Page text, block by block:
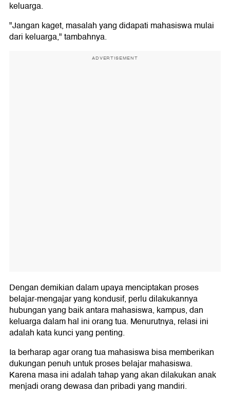
keluarga.
"Jangan kaget, masalah yang didapati mahasiswa mulai
dari keluarga," tambahnya.
ADVERTISEMENT
Dengan demikian dalam upaya menciptakan proses
belajar-mengajar yang kondusif, perlu dilakukannya
hubungan yang baik antara mahasiswa, kampus, dan
keluarga dalam hal ini orang tua. Menurutnya, relasi ini
adalah kata kunci yang penting.
Ia berharap agar orang tua mahasiswa bisa memberikan
dukungan penuh untuk proses belajar mahasiswa.
Karena masa ini adalah tahap yang akan dilakukan anak
menjadi orang dewasa dan pribadi yang mandiri.